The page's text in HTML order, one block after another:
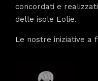
concordati e
delle isole Eolie.
Le nostre iniziative a